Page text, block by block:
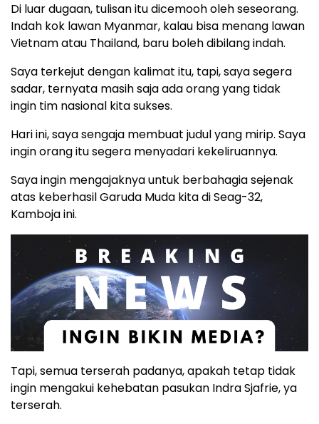
Di luar dugaan, tulisan itu dicemooh oleh seseorang.
Indah kok lawan Myanmar, kalau bisa menang lawan
Vietnam atau Thailand, baru boleh dibilang indah.
Saya terkejut dengan kalimat itu, tapi, saya segera
sadar, ternyata masih saja ada orang yang tidak
ingin tim nasional kita sukses.
Hari ini, saya sengaja membuat judul yang mirip. Saya
ingin orang itu segera menyadari kekeliruannya.
Saya ingin mengajaknya untuk berbahagia sejenak
atas keberhasil Garuda Muda kita di Seag-32,
Kamboja ini.
Tapi, semua terserah padanya, apakah tetap tidak
ingin mengakui kehebatan pasukan Indra Sjafrie, ya
terserah.